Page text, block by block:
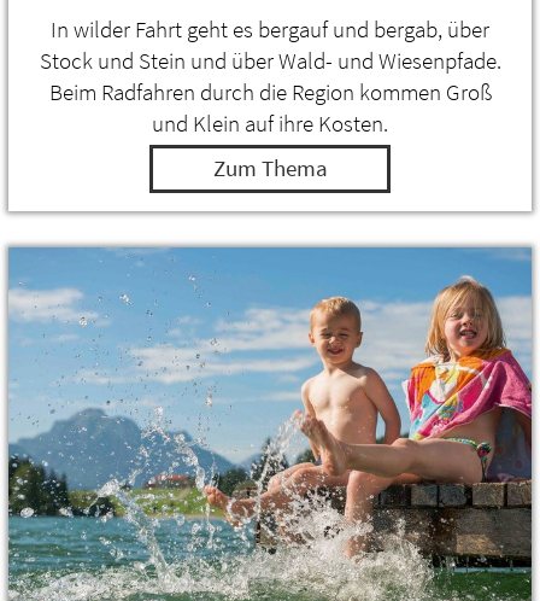
In wilder Fahrt geht es bergauf und bergab, über
Stock und Stein und über Wald- und Wiesenpfade.
Beim Radfahren durch die Region kommen Groß
und Klein auf ihre Kosten.
Zum Thema